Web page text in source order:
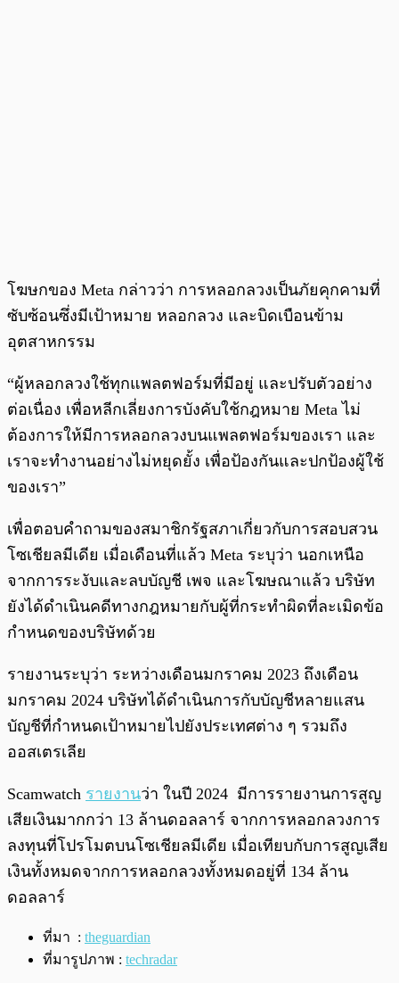
โฆษกของ Meta กล่าวว่า การหลอกลวงเป็นภัยคุกคามที่
ซับซ้อนซึ่งมีเป้าหมาย หลอกลวง และบิดเบือนข้าม
อุตสาหกรรม
“ผู้หลอกลวงใช้ทุกแพลตฟอร์มที่มีอยู่ และปรับตัวอย่าง
ต่อเนื่อง เพื่อหลีกเลี่ยงการบังคับใช้กฎหมาย Meta ไม่
ต้องการให้มีการหลอกลวงบนแพลตฟอร์มของเรา และ
เราจะทำงานอย่างไม่หยุดยั้ง เพื่อป้องกันและปกป้องผู้ใช้
ของเรา”
เพื่อตอบคำถามของสมาชิกรัฐสภาเกี่ยวกับการสอบสวน
โซเชียลมีเดีย เมื่อเดือนที่แล้ว Meta ระบุว่า นอกเหนือ
จากการระงับและลบบัญชี เพจ และโฆษณาแล้ว บริษัท
ยังได้ดำเนินคดีทางกฎหมายกับผู้ที่กระทำผิดที่ละเมิดข้อ
กำหนดของบริษัทด้วย
รายงานระบุว่า ระหว่างเดือนมกราคม 2023 ถึงเดือน
มกราคม 2024 บริษัทได้ดำเนินการกับบัญชีหลายแสน
บัญชีที่กำหนดเป้าหมายไปยังประเทศต่าง ๆ รวมถึง
ออสเตรเลีย
Scamwatch รายงานว่า ในปี 2024 มีการรายงานการสูญ
เสียเงินมากกว่า 13 ล้านดอลลาร์ จากการหลอกลวงการ
ลงทุนที่โปรโมตบนโซเชียลมีเดีย เมื่อเทียบกับการสูญเสีย
เงินทั้งหมดจากการหลอกลวงทั้งหมดอยู่ที่ 134 ล้าน
ดอลลาร์
ที่มา : theguardian
ที่มารูปภาพ : techradar